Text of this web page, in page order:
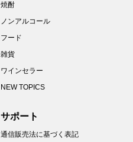
焼酎
ノンアルコール
フード
雑貨
ワインセラー
NEW TOPICS
サポート
通信販売法に基づく表記